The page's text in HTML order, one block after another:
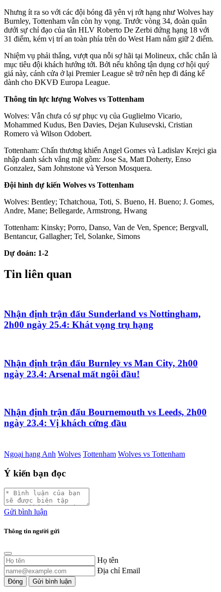
Nhưng ít ra so với các đội bóng đã yên vị rớt hạng như Wolves hay
Burnley, Tottenham vẫn còn hy vọng. Trước vòng 34, đoàn quân
dưới sự chỉ đạo của tân HLV Roberto De Zerbi đứng hạng 18 với
31 điểm, kém vị trí an toàn phía trên do West Ham nắm giữ 2 điểm.
Nhiệm vụ phải thắng, vượt qua nỗi sợ hãi tại Molineux, chắc chắn là
mục tiêu đội khách hướng tới. Bởi nếu không tận dụng cơ hội quý
giá này, cánh cửa ở lại Premier League sẽ trở nên hẹp đi đáng kể
dành cho ĐKVĐ Europa League.
Thông tin lực lượng Wolves vs Tottenham
Wolves: Vẫn chưa có sự phục vụ của Guglielmo Vicario,
Mohammed Kudus, Ben Davies, Dejan Kulusevski, Cristian
Romero và Wilson Odobert.
Tottenham: Chấn thương khiến Angel Gomes và Ladislav Krejci gia
nhập danh sách vắng mặt gồm: Jose Sa, Matt Doherty, Enso
Gonzalez, Sam Johnstone và Yerson Mosquera.
Đội hình dự kiến Wolves vs Tottenham
Wolves: Bentley; Tchatchoua, Toti, S. Bueno, H. Bueno; J. Gomes,
Andre, Mane; Bellegarde, Armstrong, Hwang
Tottenham: Kinsky; Porro, Danso, Van de Ven, Spence; Bergvall,
Bentancur, Gallagher; Tel, Solanke, Simons
Dự đoán: 1-2
Tin liên quan
Nhận định trận đấu Sunderland vs Nottingham,
2h00 ngày 25.4: Khát vọng trụ hạng
Nhận định trận đấu Burnley vs Man City, 2h00
ngày 23.4: Arsenal mất ngôi đầu!
Nhận định trận đấu Bournemouth vs Leeds, 2h00
ngày 23.4: Vị khách cứng đầu
Ngoại hạng Anh Wolves Tottenham Wolves vs Tottenham
Ý kiến bạn đọc
Gửi bình luận
Thông tin người gửi
Họ tên
Địa chỉ Email
Đóng Gửi bình luận